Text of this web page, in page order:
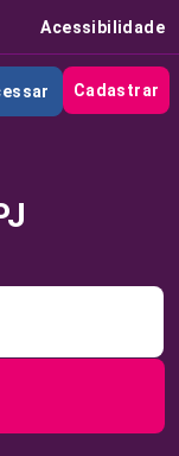
Acessibilidade
Cadastrar